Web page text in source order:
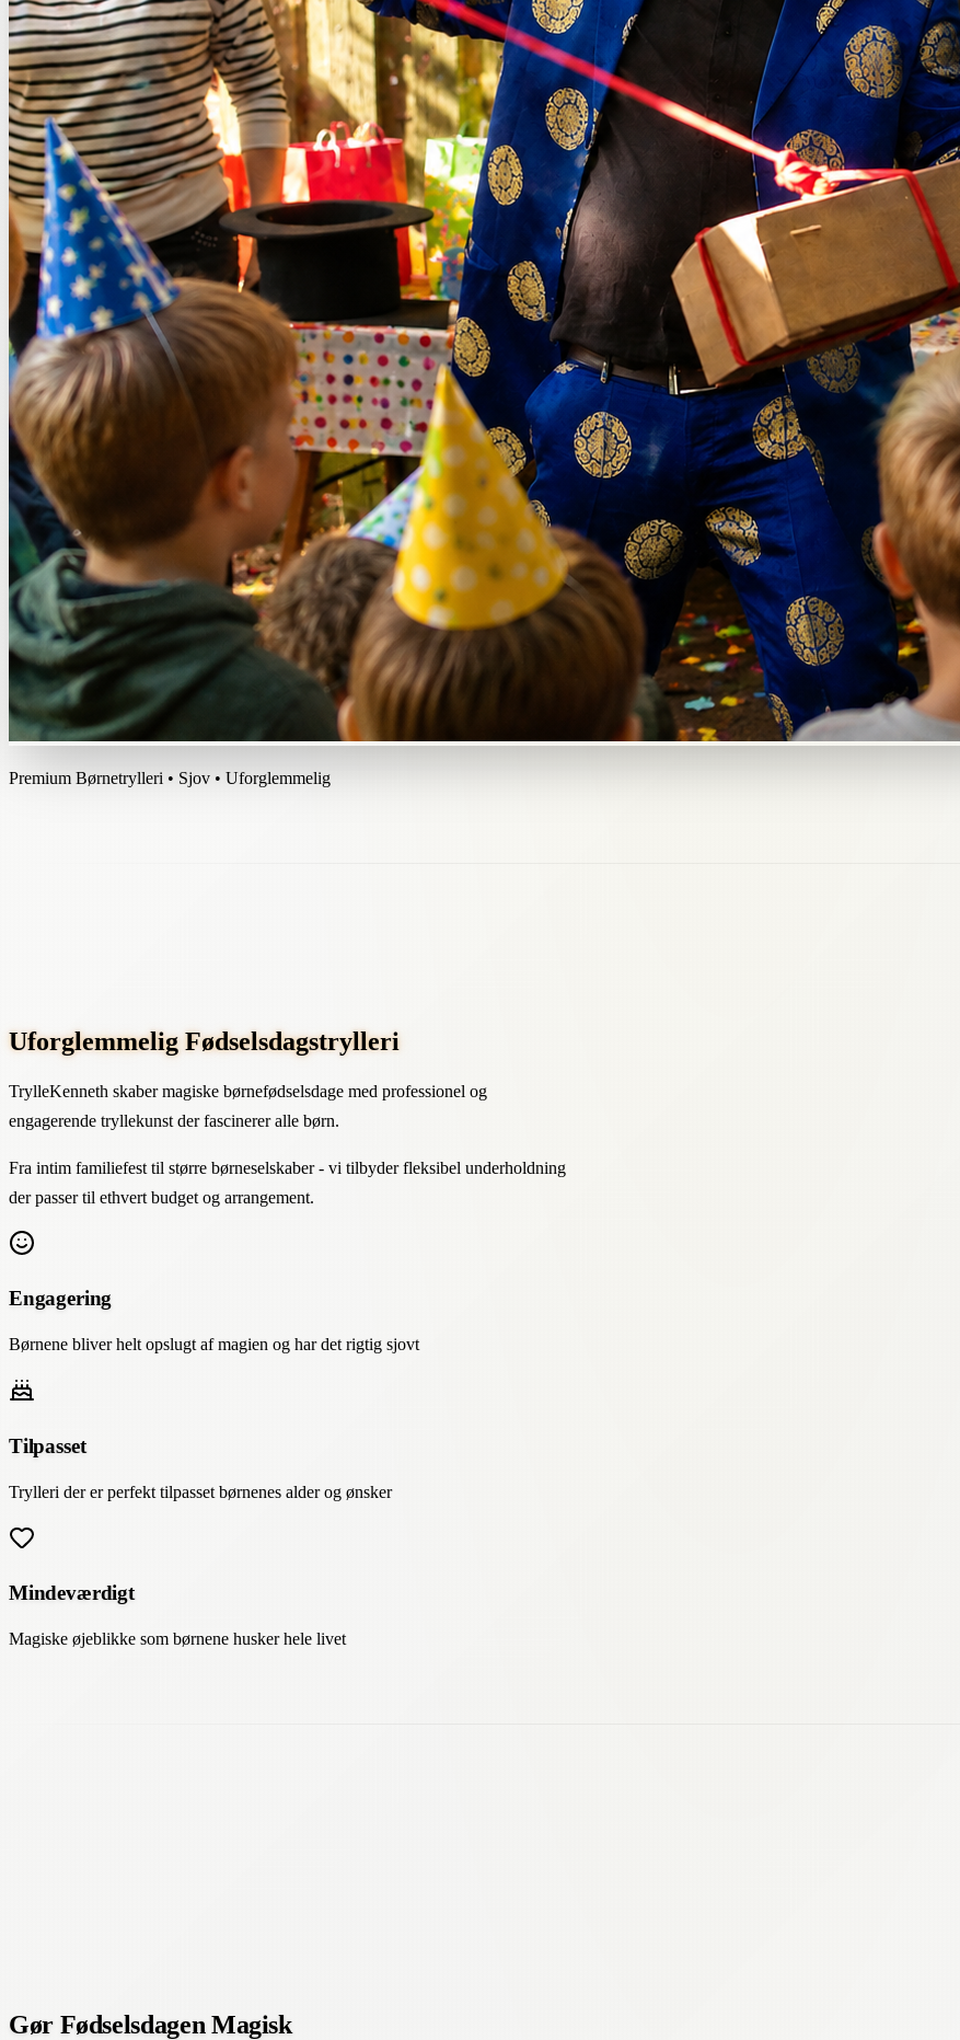
Premium Børnetrylleri • Sjov • Uforglemmelig
Uforglemmelig Fødselsdagstrylleri
TrylleKenneth skaber magiske børnefødselsdage med professionel og
engagerende tryllekunst der fascinerer alle børn.
Fra intim familiefest til større børneselskaber - vi tilbyder fleksibel underholdning
der passer til ethvert budget og arrangement.
Engagering
Børnene bliver helt opslugt af magien og har det rigtig sjovt
Tilpasset
Trylleri der er perfekt tilpasset børnenes alder og ønsker
Mindeværdigt
Magiske øjeblikke som børnene husker hele livet
Gør Fødselsdagen Magisk